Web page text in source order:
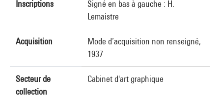
Inscriptions
Signé en bas à gauche : H.
Lemaistre
Acquisition
Mode d’acquisition non renseigné,
1937
Secteur de
collection
Cabinet d'art graphique